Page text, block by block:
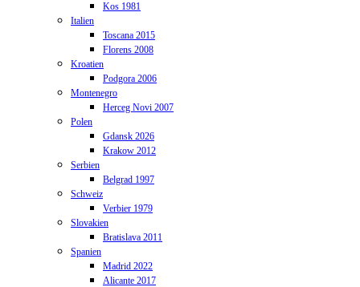
Kos 1981
Italien
Toscana 2015
Florens 2008
Kroatien
Podgora 2006
Montenegro
Herceg Novi 2007
Polen
Gdansk 2026
Krakow 2012
Serbien
Belgrad 1997
Schweiz
Verbier 1979
Slovakien
Bratislava 2011
Spanien
Madrid 2022
Alicante 2017